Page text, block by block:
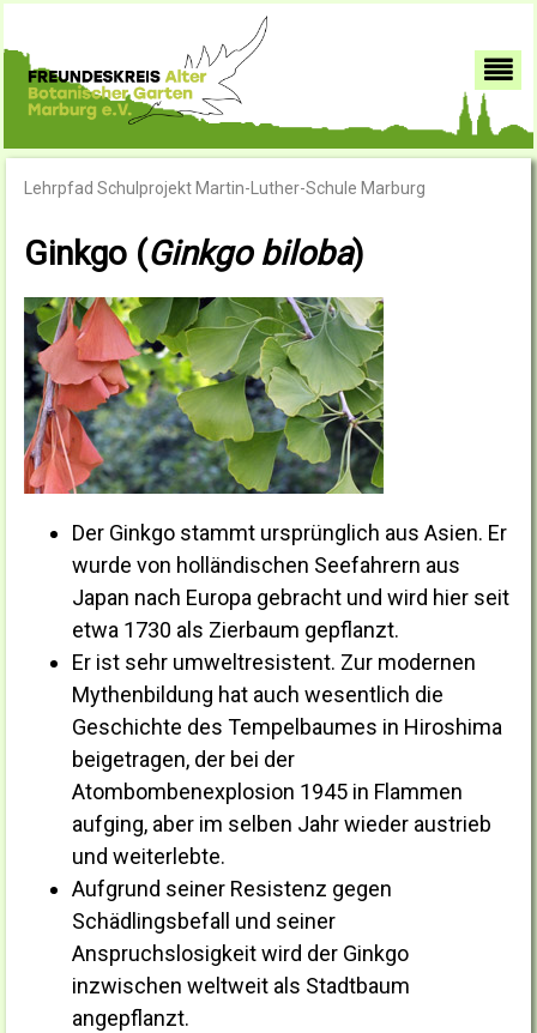
Lehrpfad Schulprojekt Martin-Luther-Schule Marburg
Ginkgo (Ginkgo biloba)
Der Ginkgo stammt ursprünglich aus Asien. Er
wurde von holländischen Seefahrern aus
Japan nach Europa gebracht und wird hier seit
etwa 1730 als Zierbaum gepflanzt.
Er ist sehr umweltresistent. Zur modernen
Mythenbildung hat auch wesentlich die
Geschichte des Tempelbaumes in Hiroshima
beigetragen, der bei der
Atombombenexplosion 1945 in Flammen
aufging, aber im selben Jahr wieder austrieb
und weiterlebte.
Aufgrund seiner Resistenz gegen
Schädlingsbefall und seiner
Anspruchslosigkeit wird der Ginkgo
inzwischen weltweit als Stadtbaum
angepflanzt.